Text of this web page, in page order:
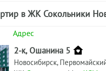
в ЖК Сокольники
Адрес
2-к, Ошанина 5
Новосибирск,